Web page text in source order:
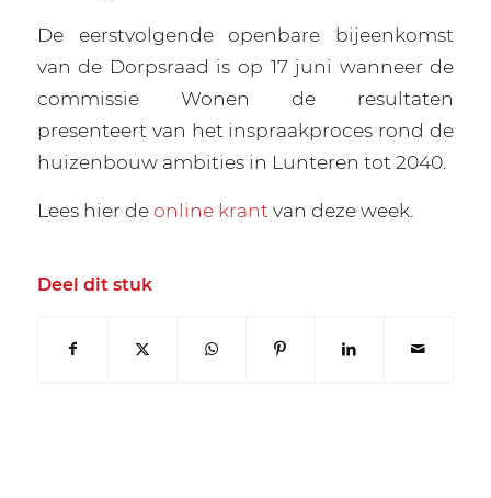
De eerstvolgende openbare bijeenkomst
van de Dorpsraad is op 17 juni wanneer de
commissie Wonen de resultaten
presenteert van het inspraakproces rond de
huizenbouw ambities in Lunteren tot 2040.
Lees hier deonline krant van deze week.
Deel dit stuk